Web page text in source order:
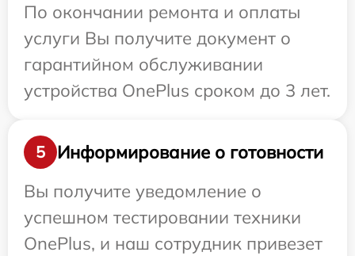
По окончании ремонта и оплаты
услуги Вы получите документ о
гарантийном обслуживании
устройства OnePlus сроком до 3 лет.
5
Информирование о готовности
Вы получите уведомление о
успешном тестировании техники
OnePlus, и наш сотрудник привезет